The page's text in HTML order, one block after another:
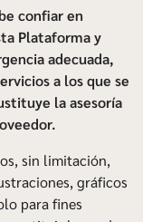
confiar en
Plataforma y
adecuada,
a los que se
la asesoría
sin limitación,
gráficos
para fines